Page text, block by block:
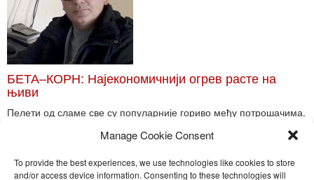
Manage Cookie Consent
To provide the best experiences, we use technologies like cookies to store
and/or access device information. Consenting to these technologies will
БЕТА–КОРН: Најекономичнији огрев расте на
њиви
Пелети од сламе све су популарније гориво међу потрошачима.